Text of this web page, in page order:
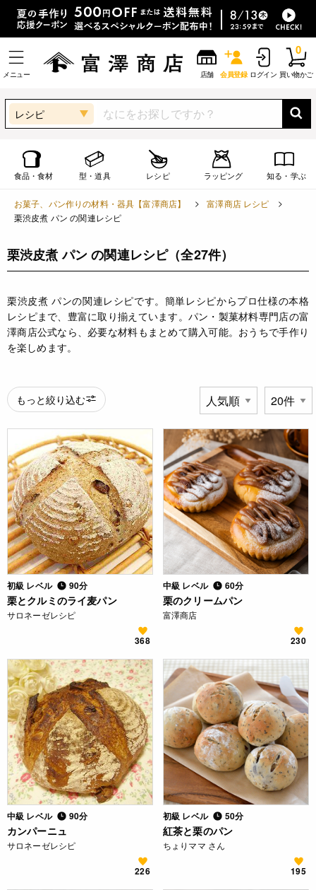
メニュー 店舗 会員登録 ログイン 買い物かご
0
レシピ
食品・食材 型・道具 レシピ ラッピング 知る・学ぶ
お菓子、パン作りの材料・器具【富澤商店】
富澤商店 レシピ
栗渋皮煮 パン の関連レシピ
栗渋皮煮 パン の関連レシピ（全27件）
栗渋皮煮 パンの関連レシピです。簡単レシピからプロ仕様の本格
レシピまで、豊富に取り揃えています。パン・製菓材料専門店の富
澤商店公式なら、必要な材料もまとめて購入可能。おうちで手作り
を楽しめます。
もっと絞り込む
初級 レベル 90分
栗とクルミのライ麦パン
サロネーゼレシピ
368
中級 レベル 60分
栗のクリームパン
富澤商店
230
中級 レベル 90分
カンパーニュ
サロネーゼレシピ
226
初級 レベル 50分
紅茶と栗のパン
ちょりママ さん
195